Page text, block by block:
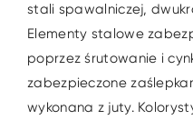
stali spawalniczej,
Elementy stalowe
poprzez śrutowanie i
zabezpieczone
wykonana z juty.